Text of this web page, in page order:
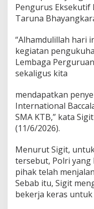
Pengurus Eksekutif
Taruna
“Alhamdulillah hari
kegiatan
Lembaga
sekaligus kita
mendapatkan
International
SMA KTB,” kata
(11/6/2026).
Menurut Sigit,
tersebut, Polri
pihak telah
Sebab itu, Sigit
bekerja keras